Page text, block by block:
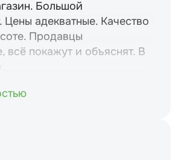
Большой
Цены адекватные. Качество
Продавцы
всё покажут и объяснят. В